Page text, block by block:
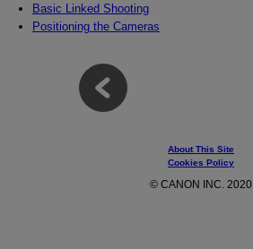
Basic Linked Shooting
Positioning the Cameras
About This Site
Cookies Policy
© CANON INC. 2020